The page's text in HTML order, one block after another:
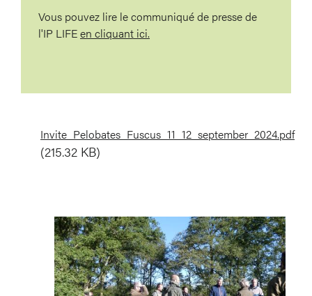
Vous pouvez lire le communiqué de presse de
l'IP LIFEen cliquant ici.
Document
Invite_Pelobates_Fuscus_11_12_september_2024.pdf
(215.32 KB)
Image